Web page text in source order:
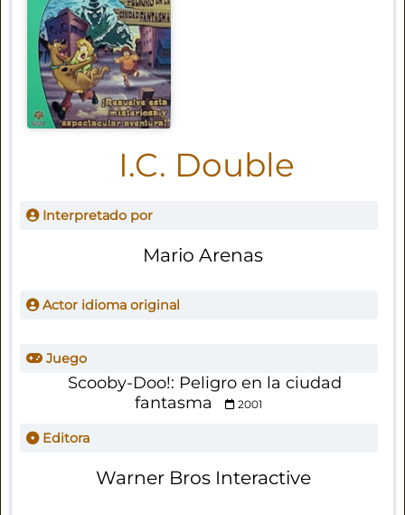
I.C. Double
Interpretado por
Mario Arenas
Actor idioma original
Juego
Scooby-Doo!: Peligro en la ciudad
fantasma
2001
Editora
Warner Bros Interactive